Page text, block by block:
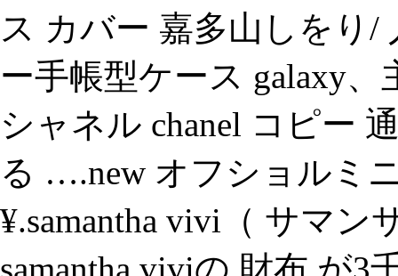
ス カバー 嘉多山しをり/
ー手帳型ケース galaxy
シャネル chanel コピー
る ….new オフショルミ
¥.samantha vivi（ サマ
samantha viviの 財布 が